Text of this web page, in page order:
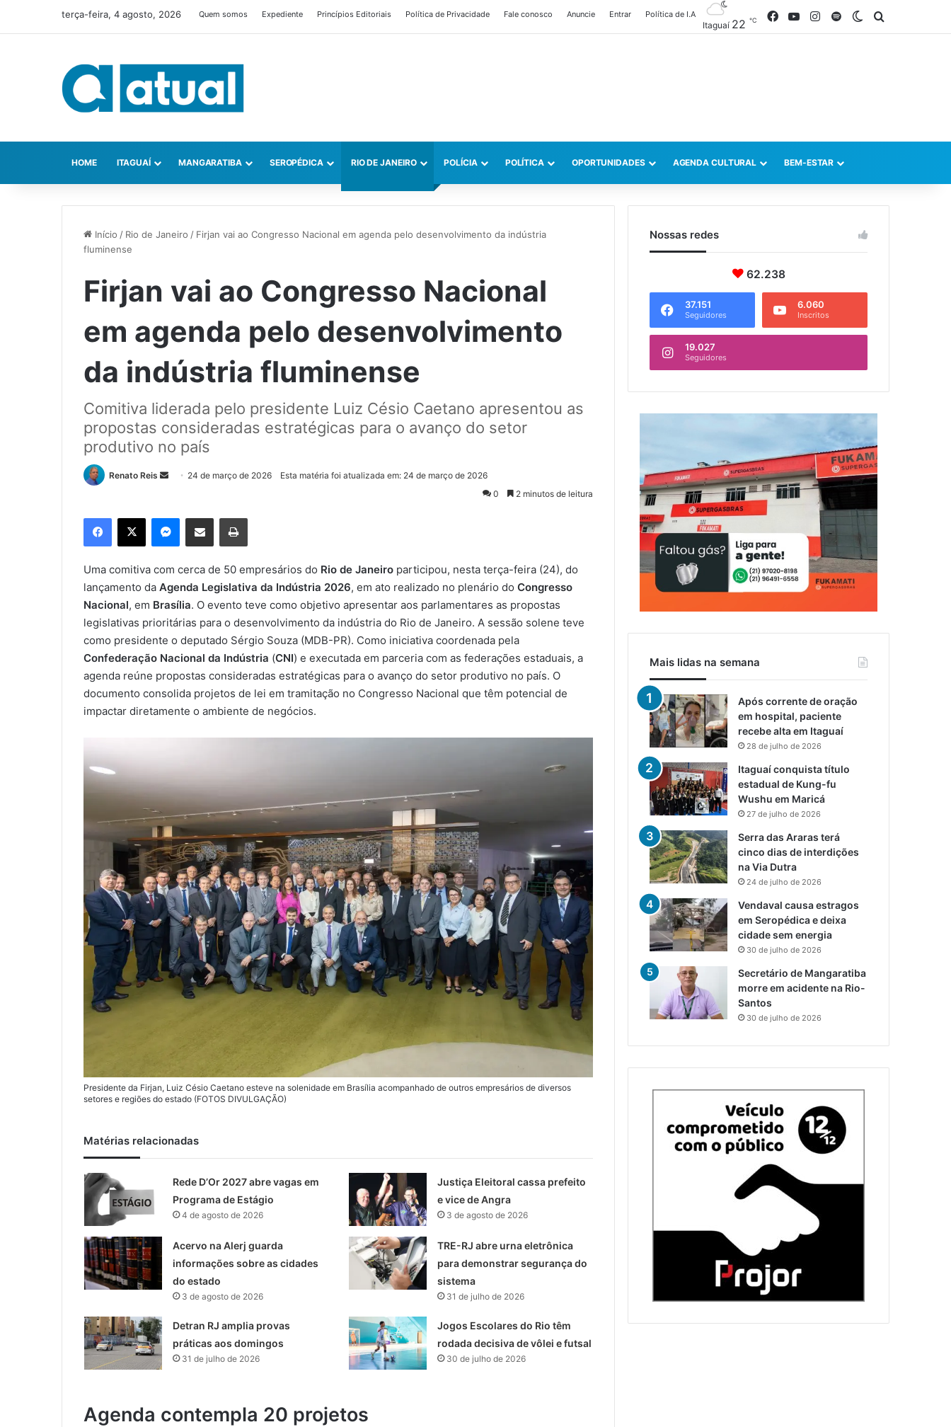
terça-feira, 4 agosto, 2026 Quem somos Expediente Princípios Editoriais Política de Privacidade Fale conosco Anuncie Entrar Política de I.A
Itaguaí 22 ℃ FacebookYouTubeInstagram
SpotifySwitch skin
HOME ITAGUAÍ MANGARATIBA SEROPÉDICA RIO DE JANEIRO POLÍCIA POLÍTICA OPORTUNIDADES AGENDA CULTURAL BEM-ESTAR
Início / Rio de Janeiro / Firjan vai ao Congresso Nacional em agenda pelo desenvolvimento da indústria
fluminense
Firjan vai ao Congresso Nacional
em agenda pelo desenvolvimento
da indústria fluminense
Comitiva liderada pelo presidente Luiz Césio Caetano apresentou as
propostas consideradas estratégicas para o avanço do setor
produtivo no país
Renato Reis
d
e
-
m
a
i
l
24 de março de 2026
Esta matéria foi atualizada em: 24 de março de 2026
0
2 minutos de leitura
Uma comitiva com cerca de 50 empresários do Rio de Janeiro participou, nesta terça-feira (24), do
lançamento da Agenda Legislativa da Indústria 2026, em ato realizado no plenário do Congresso
Nacional, em Brasília. O evento teve como objetivo apresentar aos parlamentares as propostas
legislativas prioritárias para o desenvolvimento da indústria do Rio de Janeiro. A sessão solene teve
como presidente o deputado Sérgio Souza (MDB-PR). Como iniciativa coordenada pela
Confederação Nacional da Indústria (CNI) e executada em parceria com as federações estaduais, a
agenda reúne propostas consideradas estratégicas para o avanço do setor produtivo no país. O
documento consolida projetos de lei em tramitação no Congresso Nacional que têm potencial de
impactar diretamente o ambiente de negócios.
Presidente da Firjan, Luiz Césio Caetano esteve na solenidade em Brasília acompanhado de outros empresários de diversos
setores e regiões do estado (FOTOS DIVULGAÇÃO)
Matérias relacionadas
Rede D’Or 2027 abre vagas em
Programa de Estágio
4 de agosto de 2026
Justiça Eleitoral cassa prefeito
e vice de Angra
3 de agosto de 2026
Acervo na Alerj guarda
informações sobre as cidades
do estado
3 de agosto de 2026
TRE-RJ abre urna eletrônica
para demonstrar segurança do
sistema
31 de julho de 2026
Detran RJ amplia provas
práticas aos domingos
31 de julho de 2026
Jogos Escolares do Rio têm
rodada decisiva de vôlei e futsal
30 de julho de 2026
Agenda contempla 20 projetos
Nossas redes
62.238
37.151
Seguidores
6.060
Inscritos
19.027
Seguidores
Mais lidas na semana
Após corrente de oração
em hospital, paciente
recebe alta em Itaguaí
28 de julho de 2026
Itaguaí conquista título
estadual de Kung-fu
Wushu em Maricá
27 de julho de 2026
Serra das Araras terá
cinco dias de interdições
na Via Dutra
24 de julho de 2026
Vendaval causa estragos
em Seropédica e deixa
cidade sem energia
30 de julho de 2026
Secretário de Mangaratiba
morre em acidente na Rio-
Santos
30 de julho de 2026